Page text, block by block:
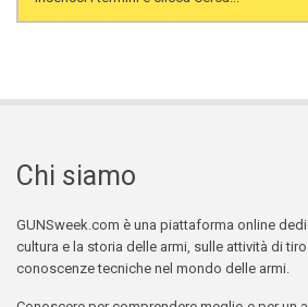
Search form
Chi siamo
GUNSweek.com è una piattaforma online
cultura e la storia delle armi, sulle attività di
conoscenze tecniche nel mondo delle armi.